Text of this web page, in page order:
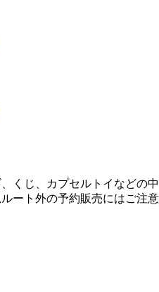
くじ、カプセルトイなどの中
ート外の予約販売にはご注意